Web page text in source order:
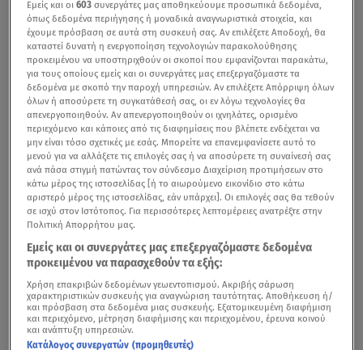
Εμείς και οι603 συνεργάτες μας αποθηκεύουμε προσωπικά δεδομένα,
όπως δεδομένα περιήγησης ή μοναδικά αναγνωριστικά στοιχεία, και
έχουμε πρόσβαση σε αυτά στη συσκευή σας. Αν επιλέξετε Αποδοχή, θα
καταστεί δυνατή η ενεργοποίηση τεχνολογιών παρακολούθησης
προκειμένου να υποστηριχθούν οι σκοποί που εμφανίζονται παρακάτω,
για τους οποίους εμείς και οι συνεργάτες μας επεξεργαζόμαστε τα
δεδομένα με σκοπό την παροχή υπηρεσιών. Αν επιλέξετε Απόρριψη όλων
όλων ή αποσύρετε τη συγκατάθεσή σας, οι εν λόγω τεχνολογίες θα
απενεργοποιηθούν. Αν απενεργοποιηθούν οι ιχνηλάτες, ορισμένο
περιεχόμενο και κάποιες από τις διαφημίσεις που βλέπετε ενδέχεται να
μην είναι τόσο σχετικές με εσάς. Μπορείτε να επανεμφανίσετε αυτό το
μενού για να αλλάξετε τις επιλογές σας ή να αποσύρετε τη συναίνεσή σας
ανά πάσα στιγμή πατώντας τον σύνδεσμο Διαχείριση προτιμήσεων στο
κάτω μέρος της ιστοσελίδας [ή το αιωρούμενο εικονίδιο στο κάτω
αριστερό μέρος της ιστοσελίδας, εάν υπάρχει]. Οι επιλογές σας θα τεθούν
σε ισχύ στον Ιστότοπος. Για περισσότερες λεπτομέρειες ανατρέξτε στην
Πολιτική Απορρήτου μας.
Εμείς και οι συνεργάτες μας επεξεργαζόμαστε δεδομένα
προκειμένου να παρασχεθούν τα εξής:
Χρήση επακριβών δεδομένων γεωεντοπισμού. Ακριβής σάρωση
χαρακτηριστικών συσκευής για αναγνώριση ταυτότητας. Αποθήκευση ή/
και πρόσβαση στα δεδομένα μιας συσκευής. Εξατομικευμένη διαφήμιση
και περιεχόμενο, μέτρηση διαφήμισης και περιεχομένου, έρευνα κοινού
και ανάπτυξη υπηρεσιών.
Κατάλογος συνεργατών (προμηθευτές)